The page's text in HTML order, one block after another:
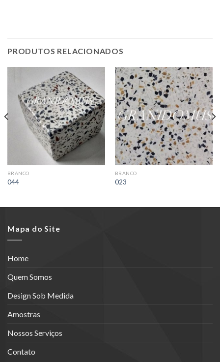
PRODUTOS RELACIONADOS
BRANCO
044
BRANCO
023
Mapa do Site
Home
Quem Somos
Design Sob Medida
Amostras
Nossos Serviços
Contato